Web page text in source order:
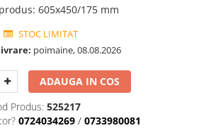
: 605x450/175 mm
STOC LIMITAT
poimaine, 08.08.2026
ADAUGA IN COS
Produs: 525217
0724034269 / 0733980081